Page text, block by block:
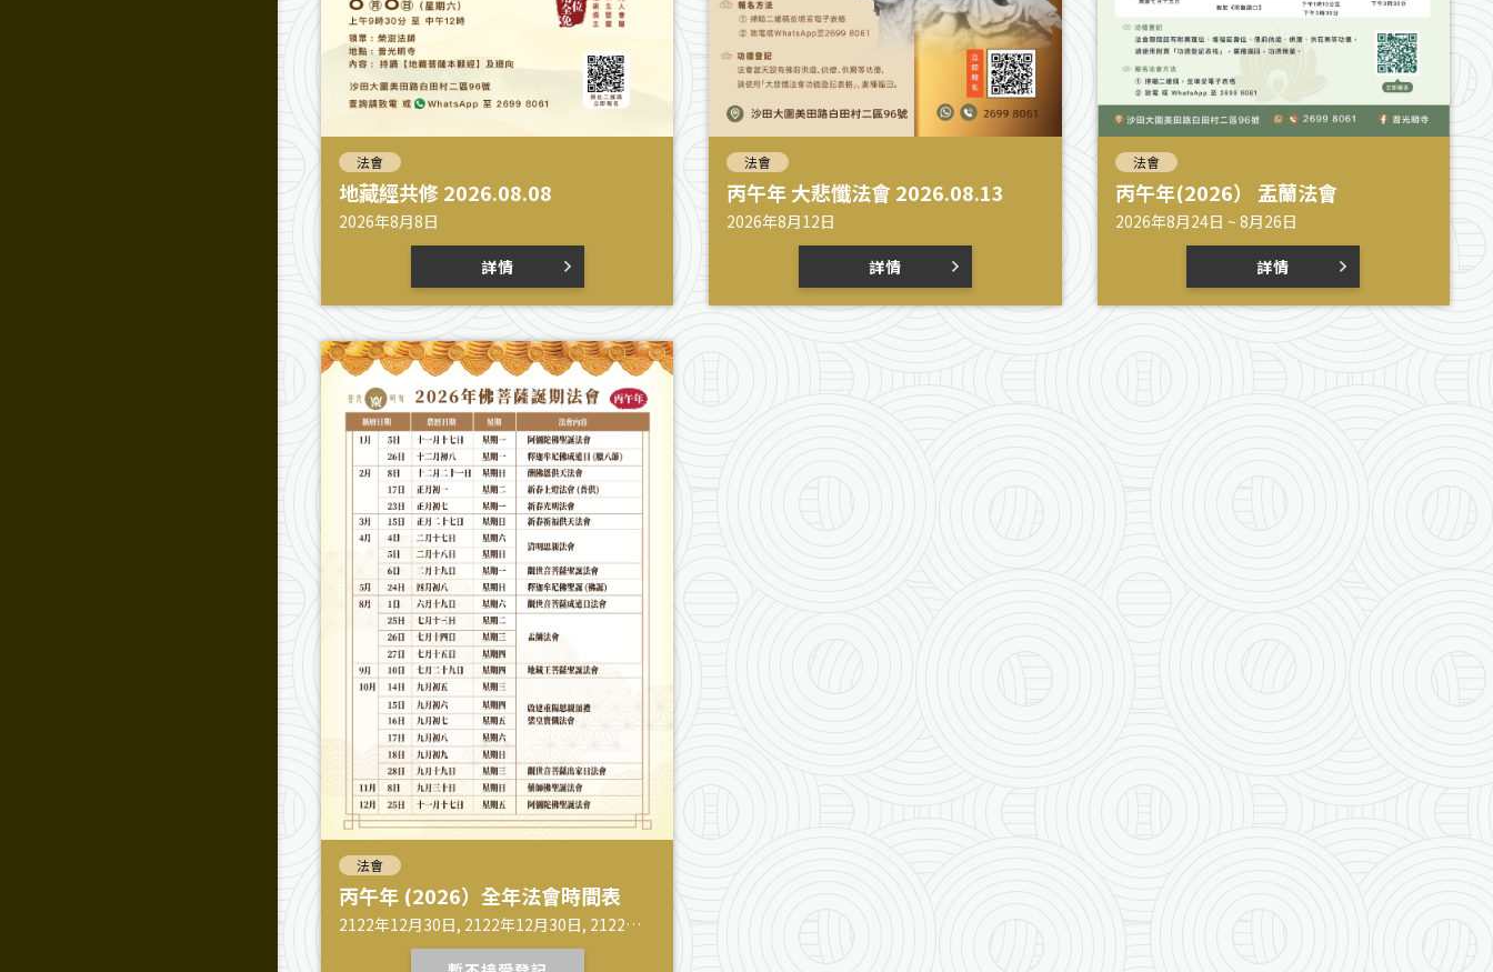
法會
地藏經共修 2026.08.08
2026年8月8日
詳情
法會
丙午年 大悲懺法會 2026.08.13
2026年8月12日
詳情
法會
丙午年(2026） 盂蘭法會
2026年8月24日 ~ 8月26日
詳情
法會
丙午年 (2026）全年法會時間表
2122年12月30日, 2122年12月30日, 2122年